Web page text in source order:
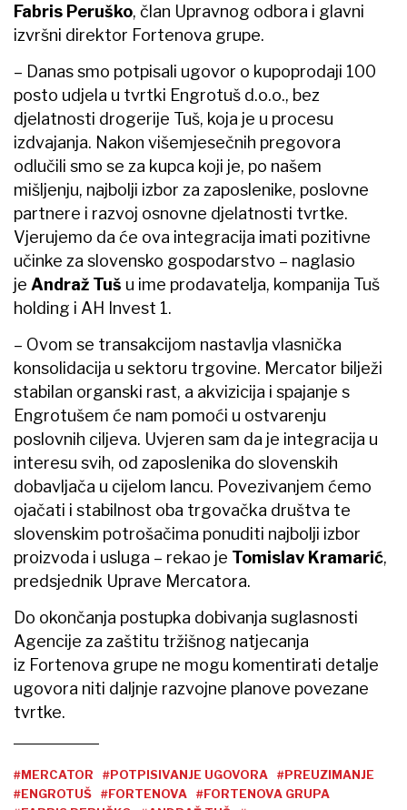
Fabris Peruško, član Upravnog odbora i glavni
izvršni direktor Fortenova grupe.
– Danas smo potpisali ugovor o kupoprodaji 100
posto udjela u tvrtki Engrotuš d.o.o., bez
djelatnosti drogerije Tuš, koja je u procesu
izdvajanja. Nakon višemjesečnih pregovora
odlučili smo se za kupca koji je, po našem
mišljenju, najbolji izbor za zaposlenike, poslovne
partnere i razvoj osnovne djelatnosti tvrtke.
Vjerujemo da će ova integracija imati pozitivne
učinke za slovensko gospodarstvo – naglasio
je Andraž Tuš u ime prodavatelja, kompanija Tuš
holding i AH Invest 1.
– Ovom se transakcijom nastavlja vlasnička
konsolidacija u sektoru trgovine. Mercator bilježi
stabilan organski rast, a akvizicija i spajanje s
Engrotušem će nam pomoći u ostvarenju
poslovnih ciljeva. Uvjeren sam da je integracija u
interesu svih, od zaposlenika do slovenskih
dobavljača u cijelom lancu. Povezivanjem ćemo
ojačati i stabilnost oba trgovačka društva te
slovenskim potrošačima ponuditi najbolji izbor
proizvoda i usluga – rekao je Tomislav Kramarić,
predsjednik Uprave Mercatora.
Do okončanja postupka dobivanja suglasnosti
Agencije za zaštitu tržišnog natjecanja
iz Fortenova grupe ne mogu komentirati detalje
ugovora niti daljnje razvojne planove povezane
tvrtke.
#MERCATOR #POTPISIVANJE UGOVORA
#PREUZIMANJE
#ENGROTUŠ
#FORTENOVA
#FORTENOVA GRUPA